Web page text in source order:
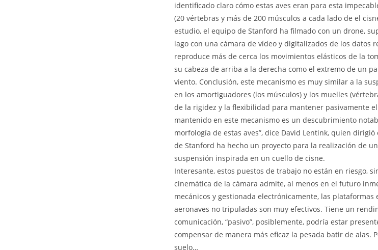
identificado claro cómo estas aves eran para esta
(20 vértebras y más de 200 músculos a cada lado de el
estudio, el equipo de Stanford ha filmado con un drone,
lago con una cámara de vídeo y digitalizados de los datos
reproduce más de cerca los movimientos elásticos de la
su cabeza de arriba a la derecha como el extremo de un
viento. Conclusión, este mecanismo es muy similar a la
en los amortiguadores (los músculos) y los muelles
de la rigidez y la flexibilidad para mantener pasivamente
mantenido en este mecanismo es un descubrimiento
morfología de estas aves”, dice David Lentink, quien
de Stanford ha hecho un proyecto para la realización de
suspensión inspirada en un cuello de cisne.
Interesante, estos puestos de trabajo no están en riesgo,
cinemática de la cámara admite, al menos en el futuro
mecánicos y gestionada electrónicamente, las
aeronaves no tripuladas son muy efectivos. Tiene un
comunicación, “pasivo”, posiblemente, podría estar
compensar de manera más eficaz la pesada batir de alas.
suelo…